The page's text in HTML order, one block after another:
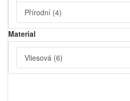
Přírodní (4)
Material
Vliesová (6)